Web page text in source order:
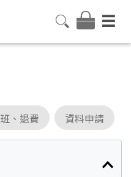
、退費 資料申請